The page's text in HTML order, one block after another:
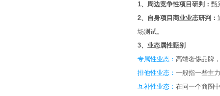
1、周边竞争性项目研判： 甄
2、自身项目商业业态研判：
场测试。
3、业态属性甄别
专属性业态： 高端奢侈品牌
排他性业态： 一般指一些主
互补性业态： 在同一个商圈